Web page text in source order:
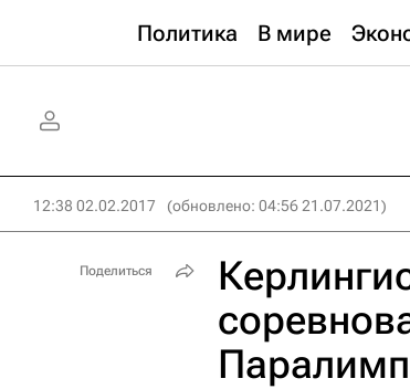
Политика В мире
12:38 02.02.2017 (обновлено: 04:56 21.07.2021)
Поделиться